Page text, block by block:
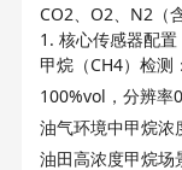
CO2 O2 N2 （
1. 核心传感器配
甲烷（ CH4）检测
100%vol ，分辨率
油气环境中甲烷浓
油田高浓度甲烷场